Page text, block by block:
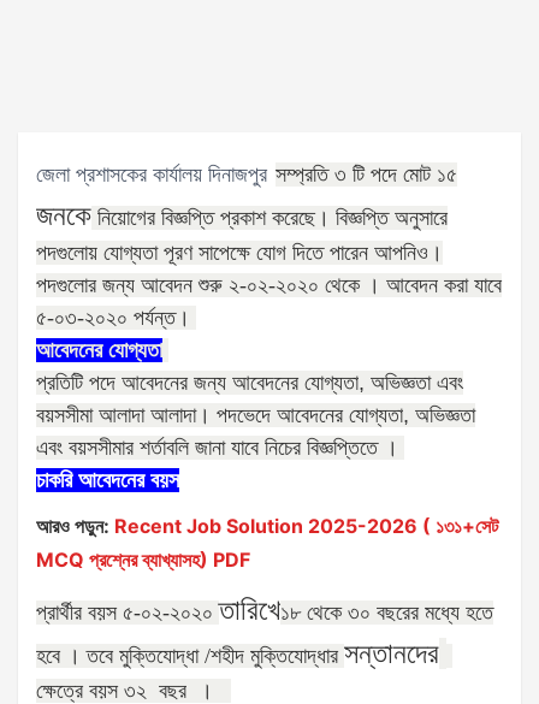
জেলা প্রশাসকের কার্যালয় দিনাজপুর সম্প্রতি ৩ টি পদে মোট ১৫
জনকে নিয়োগের বিজ্ঞপ্তি প্রকাশ করেছে। বিজ্ঞপ্তি অনুসারে
পদগুলোয় যোগ্যতা পূরণ সাপেক্ষে যোগ দিতে পারেন আপনিও।
পদগুলোর জন্য আবেদন শুরু ২-০২-২০২০ থেকে । আবেদন করা যাবে
৫-০৩-২০২০ পর্যন্ত।
আবেদনের যোগ্যতা
প্রতিটি পদে আবেদনের জন্য আবেদনের যোগ্যতা, অভিজ্ঞতা এবং
বয়সসীমা আলাদা আলাদা। পদভেদে আবেদনের যোগ্যতা, অভিজ্ঞতা
এবং বয়সসীমার শর্তাবলি জানা যাবে নিচের বিজ্ঞপ্তিতে ।
চাকরি আবেদনের বয়স
আরও পড়ুন: Recent Job Solution 2025-2026 ( ১৩১+সেট
MCQ প্রশ্নের ব্যাখ্যাসহ) PDF
প্রার্থীর বয়স ৫-০২-২০২০তারিখে১৮ থেকে ৩০ বছরের মধ্যে হতে
হবে । তবে মুক্তিযোদ্ধা /শহীদ মুক্তিযোদ্ধার সন্তানদের
ক্ষেত্রে বয়স ৩২ বছর
।